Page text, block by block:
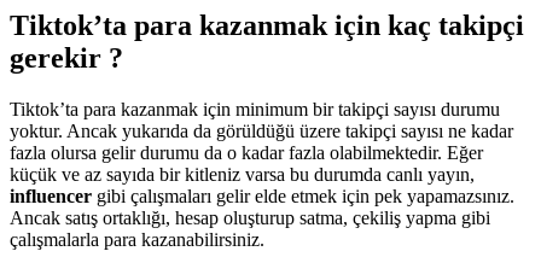
Tiktok’ta para kazanmak için kaç takipçi
gerekir ?
Tiktok’ta para kazanmak için minimum bir takipçi sayısı durumu
yoktur. Ancak yukarıda da görüldüğü üzere takipçi sayısı ne kadar
fazla olursa gelir durumu da o kadar fazla olabilmektedir. Eğer
küçük ve az sayıda bir kitleniz varsa bu durumda canlı yayın,
influencer gibi çalışmaları gelir elde etmek için pek yapamazsınız.
Ancak satış ortaklığı, hesap oluşturup satma, çekiliş yapma gibi
çalışmalarla para kazanabilirsiniz.